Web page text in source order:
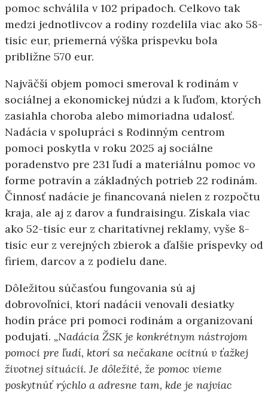
pomoc schválila v 102 prípadoch. Celkovo tak
medzi jednotlivcov a rodiny rozdelila viac ako 58-
tisíc eur, priemerná výška príspevku bola
približne 570 eur.
Najväčší objem pomoci smeroval k rodinám v
sociálnej a ekonomickej núdzi a k ľuďom, ktorých
zasiahla choroba alebo mimoriadna udalosť.
Nadácia v spolupráci s Rodinným centrom
pomoci poskytla v roku 2025 aj sociálne
poradenstvo pre 231 ľudí a materiálnu pomoc vo
forme potravín a základných potrieb 22 rodinám.
Činnosť nadácie je financovaná nielen z rozpočtu
kraja, ale aj z darov a fundraisingu. Získala viac
ako 52-tisíc eur z charitatívnej reklamy, vyše 8-
tisíc eur z verejných zbierok a ďalšie príspevky od
firiem, darcov a z podielu dane.
Dôležitou súčasťou fungovania sú aj
dobrovoľníci, ktorí nadácii venovali desiatky
hodín práce pri pomoci rodinám a organizovaní
podujatí. „Nadácia ŽSK je konkrétnym nástrojom
pomoci pre ľudí, ktorí sa nečakane ocitnú v ťažkej
životnej situácii. Je dôležité, že pomoc vieme
poskytnúť rýchlo a adresne tam, kde je najviac